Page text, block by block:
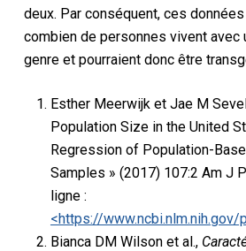
deux. Par conséquent, ces données
combien de personnes vivent avec
genre et pourraient donc être
Esther Meerwijk et Jae M
Population Size in the United
Regression of Population-
Samples » (2017) 107:2 Am J
ligne :
<https://
Bianca DM Wilson et al.,